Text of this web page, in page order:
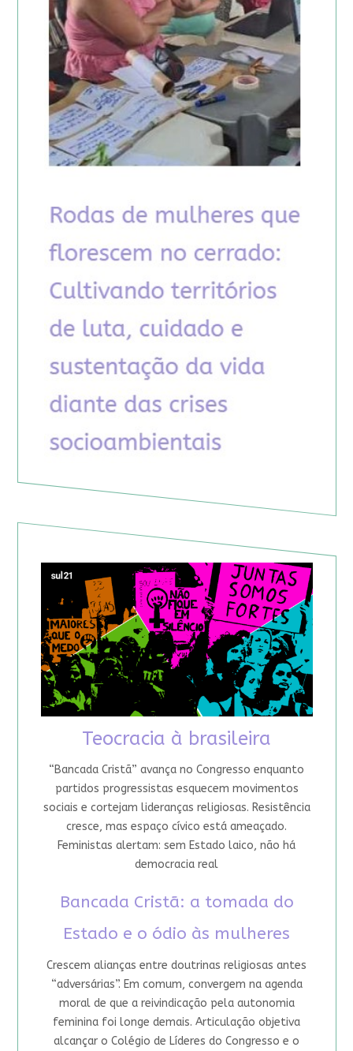
Teocracia à brasileira
“Bancada Cristã” avança no Congresso enquanto
partidos progressistas esquecem movimentos
sociais e cortejam lideranças religiosas. Resistência
cresce, mas espaço cívico está ameaçado.
Feministas alertam: sem Estado laico, não há
democracia real
Bancada Cristã: a tomada do
Estado e o ódio às mulheres
Crescem alianças entre doutrinas religiosas antes
“adversárias”. Em comum, convergem na agenda
moral de que a reivindicação pela autonomia
feminina foi longe demais. Articulação objetiva
alcançar o Colégio de Líderes do Congresso e o